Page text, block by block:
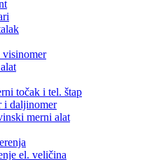
točak i tel. štap
i daljinomer
merni alat
el. veličina